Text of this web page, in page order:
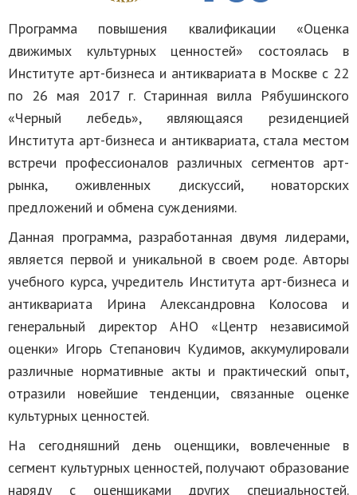
Программа повышения квалификации «Оценка
движимых культурных ценностей» состоялась в
Институте арт-бизнеса и антиквариата в Москве с 22
по 26 мая 2017 г. Старинная вилла Рябушинского
«Черный лебедь», являющаяся резиденцией
Института арт-бизнеса и антиквариата, стала местом
встречи профессионалов различных сегментов арт-
рынка, оживленных дискуссий, новаторских
предложений и обмена суждениями.
Данная программа, разработанная двумя лидерами,
является первой и уникальной в своем роде. Авторы
учебного курса, учредитель Института арт-бизнеса и
антиквариата Ирина Александровна Колосова и
генеральный директор АНО «Центр независимой
оценки» Игорь Степанович Кудимов, аккумулировали
различные нормативные акты и практический опыт,
отразили новейшие тенденции, связанные оценке
культурных ценностей.
На сегодняшний день оценщики, вовлеченные в
сегмент культурных ценностей, получают образование
наряду с оценщиками других специальностей.